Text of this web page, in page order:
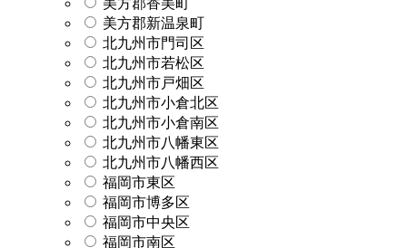
美方郡新温泉町
北九州市門司区
北九州市若松区
北九州市戸畑区
北九州市小倉北区
北九州市小倉南区
北九州市八幡東区
北九州市八幡西区
福岡市東区
福岡市博多区
福岡市中央区
福岡市南区